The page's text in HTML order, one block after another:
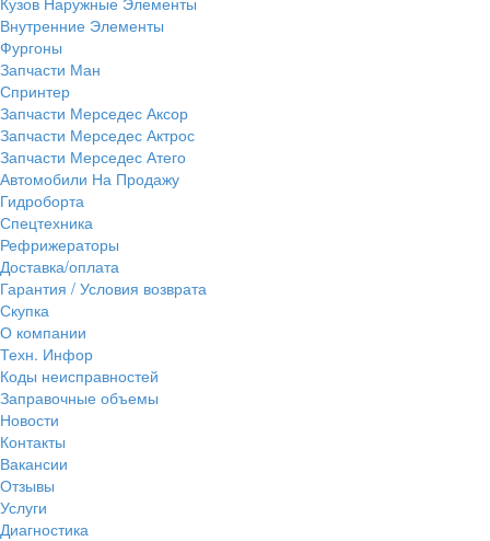
Внутренние Элементы
Фургоны
Запчасти Ман
Спринтер
Запчасти Мерседес Аксор
Запчасти Мерседес Актрос
Запчасти Мерседес Атего
Автомобили На Продажу
Гидроборта
Спецтехника
Рефрижераторы
Доставка/оплата
Гарантия / Условия возврата
Скупка
О компании
Техн. Инфор
Коды неисправностей
Заправочные объемы
Новости
Контакты
Вакансии
Отзывы
Услуги
Диагностика